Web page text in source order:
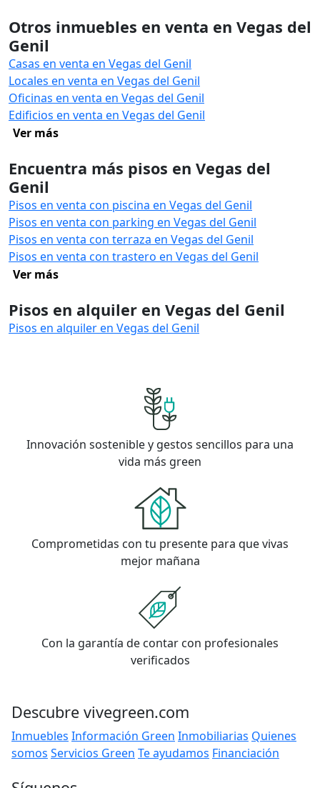
Otros inmuebles en venta en Vegas del
Genil
Casas en venta en Vegas del Genil
Locales en venta en Vegas del Genil
Oficinas en venta en Vegas del Genil
Edificios en venta en Vegas del Genil
Ver más
Encuentra más pisos en Vegas del
Genil
Pisos en venta con piscina en Vegas del Genil
Pisos en venta con parking en Vegas del Genil
Pisos en venta con terraza en Vegas del Genil
Pisos en venta con trastero en Vegas del Genil
Ver más
Pisos en alquiler en Vegas del Genil
Pisos en alquiler en Vegas del Genil
Innovación sostenible y gestos sencillos para una
vida más green
Comprometidas con tu presente para que vivas
mejor mañana
Con la garantía de contar con profesionales
verificados
Descubre vivegreen.com
Inmuebles Información Green Inmobiliarias Quienes
somos Servicios Green Te ayudamos Financiación